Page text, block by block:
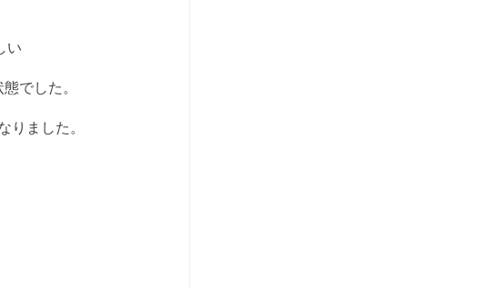
い
でした。
りました。